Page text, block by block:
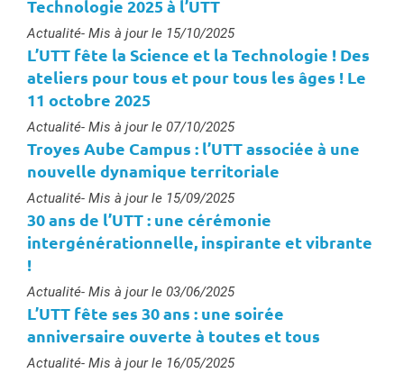
Technologie 2025 à l’UTT
Type :
Actualité- Mis à jour le 15/10/2025
L’UTT fête la Science et la Technologie ! Des
ateliers pour tous et pour tous les âges ! Le
11 octobre 2025
Type :
Actualité- Mis à jour le 07/10/2025
Troyes Aube Campus : l’UTT associée à une
nouvelle dynamique territoriale
Type :
Actualité- Mis à jour le 15/09/2025
30 ans de l’UTT : une cérémonie
intergénérationnelle, inspirante et vibrante
!
Type :
Actualité- Mis à jour le 03/06/2025
L’UTT fête ses 30 ans : une soirée
anniversaire ouverte à toutes et tous
Type :
Actualité- Mis à jour le 16/05/2025